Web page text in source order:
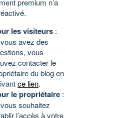
premium n’a
les visiteurs :
avez des
vous
contacter le
du blog en
ce lien.
le propriétaire :
souhaitez
l’accès à votre